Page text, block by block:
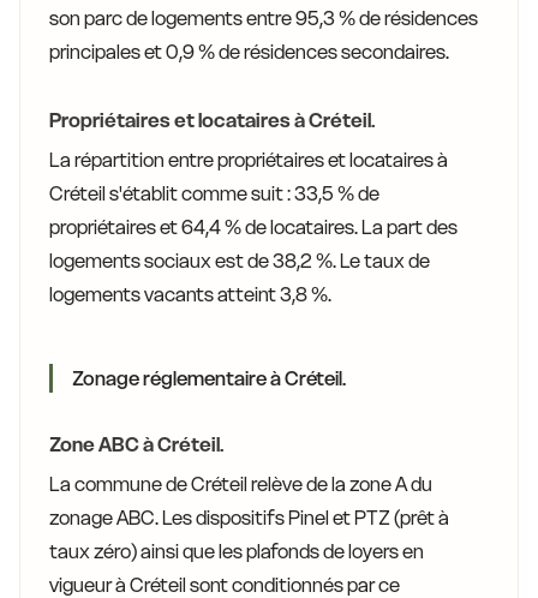
son parc de logements entre 95,3 % de résidences
principales et 0,9 % de résidences secondaires.
Propriétaires et locataires à Créteil.
La répartition entre propriétaires et locataires à
Créteil s'établit comme suit : 33,5 % de
propriétaires et 64,4 % de locataires. La part des
logements sociaux est de 38,2 %. Le taux de
logements vacants atteint 3,8 %.
Zonage réglementaire à Créteil.
Zone ABC à Créteil.
La commune de Créteil relève de la zone A du
zonage ABC. Les dispositifs Pinel et PTZ (prêt à
taux zéro) ainsi que les plafonds de loyers en
vigueur à Créteil sont conditionnés par ce